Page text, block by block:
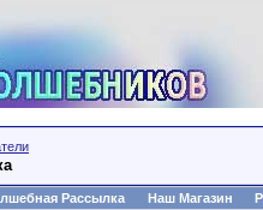
Рассылка Наш Магазин